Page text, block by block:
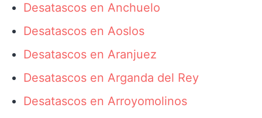
Desatascos en Anchuelo
Desatascos en Aoslos
Desatascos en Aranjuez
Desatascos en Arganda del Rey
Desatascos en Arroyomolinos